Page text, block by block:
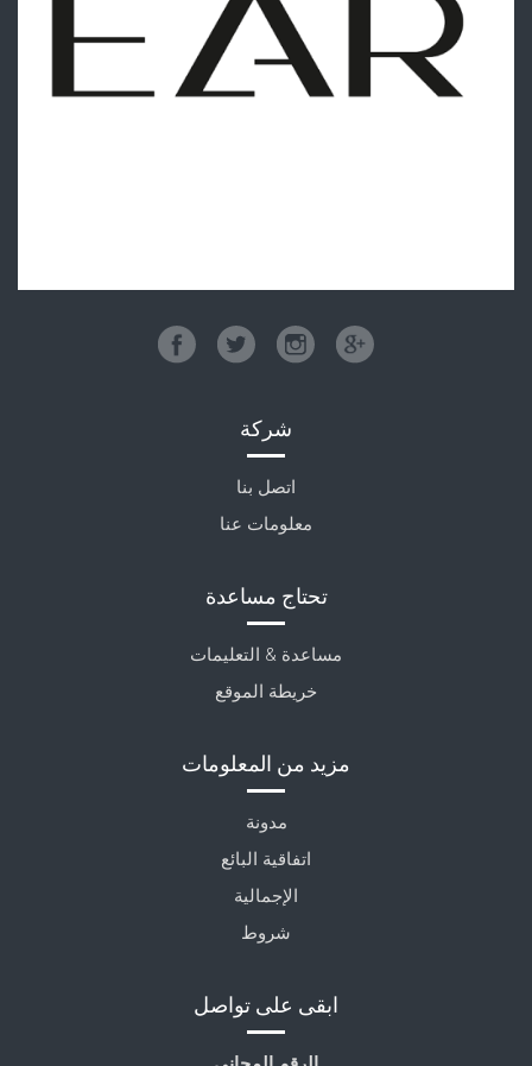
شركة
اتصل بنا
معلومات عنا
تحتاج مساعدة
مساعدة & التعليمات
خريطة الموقع
مزيد من المعلومات
مدونة
اتفاقية البائع
الإجمالية
شروط
ابقى على تواصل